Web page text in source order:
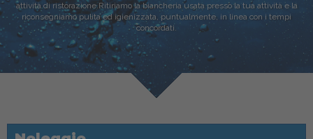
attività di ristorazione.Ritiriamo la biancheria usata presso la tua attività e la
riconsegniamo pulita ed igienizzata, puntualmente, in linea con i tempi
concordati.